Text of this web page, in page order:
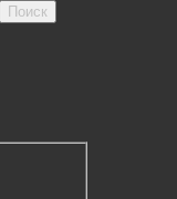
Поиск